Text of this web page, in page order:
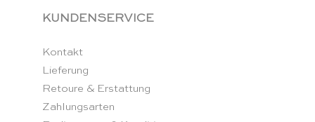
KUNDENSERVICE
Kontakt
Lieferung
Retoure & Erstattung
Zahlungsarten